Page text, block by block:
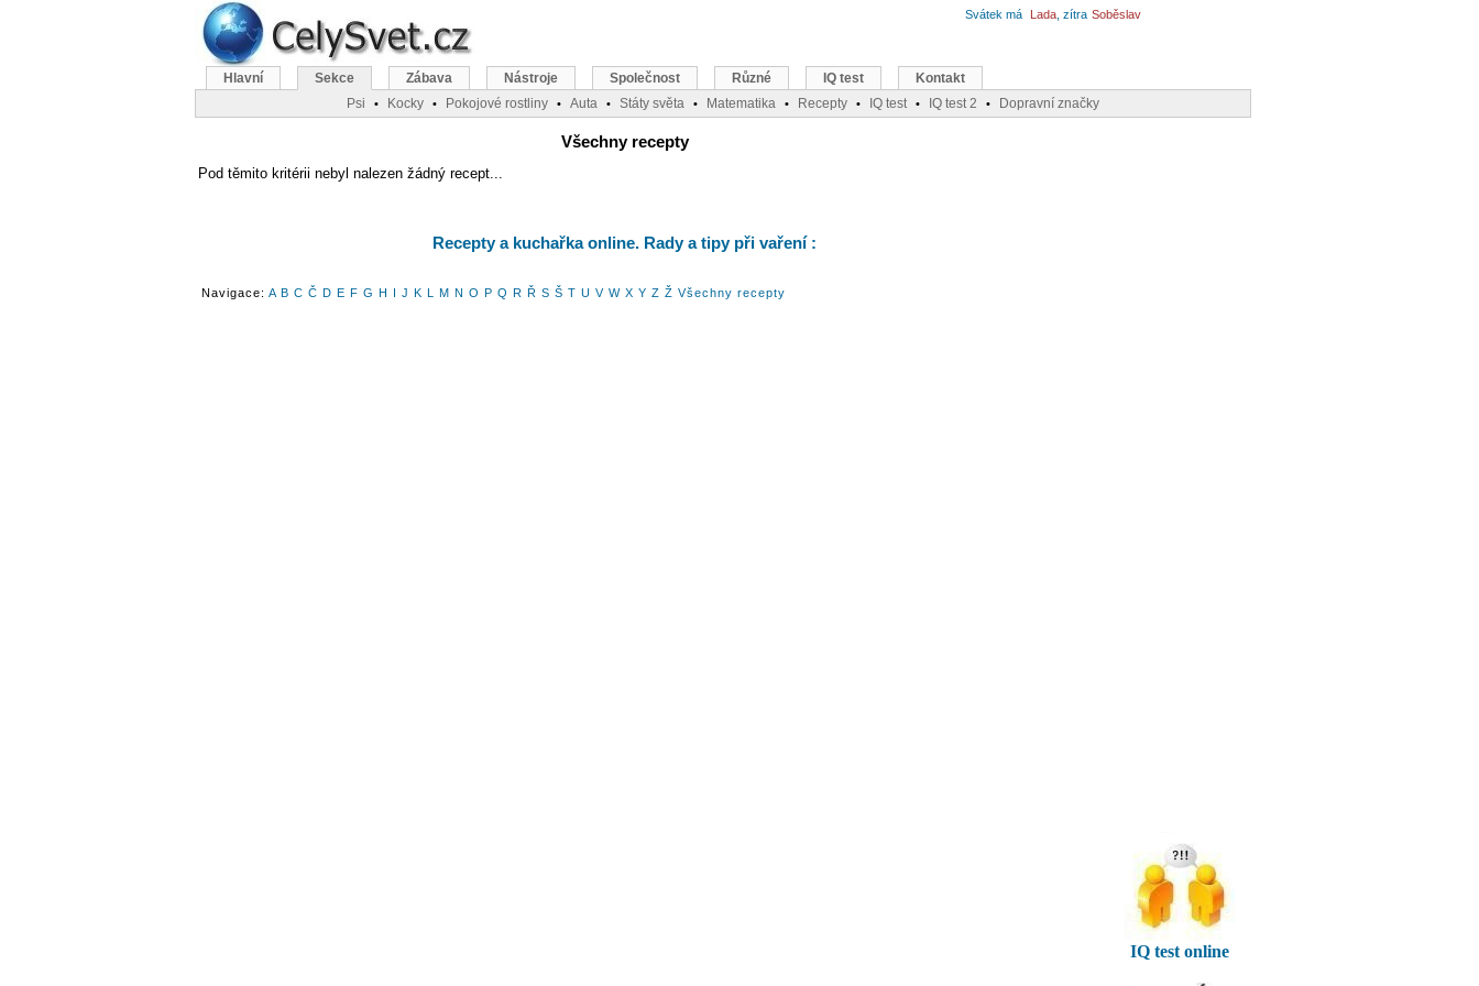
Všechny recepty
Pod těmito kritérii nebyl nalezen žádný recept...
Recepty a kuchařka online. Rady a tipy při vaření :
Navigace: A B C Č D E F G H I J K L M N O P Q R Ř S Š T U V W X Y Z Ž Všechny recepty
IQ test online
Svátek má Lada , zítra Soběslav
Hlavní Sekce Zábava Nástroje Společnost Různé IQ test
Kontakt
Psi
• Kocky • Pokojové rostliny • Auta • Státy světa • Matematika • Recepty • IQ test • IQ test 2 • Dopravní značky